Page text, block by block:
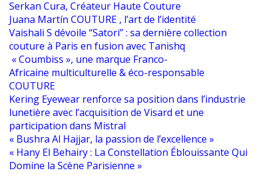
Serkan Cura, Créateur Haute Couture
Juana Martín COUTURE , l’art de l’identité
Vaishali S dévoile “Satori” : sa dernière collection
couture à Paris en fusion avec Tanishq
« Coumbiss », une marque Franco-
Africaine multiculturelle & éco-responsable
COUTURE
Kering Eyewear renforce sa position dans l’industrie
lunetière avec l’acquisition de Visard et une
participation dans Mistral
« Bushra Al Hajjar, la passion de l’excellence »
« Hany El Behairy : La Constellation Éblouissante Qui
Domine la Scène Parisienne »